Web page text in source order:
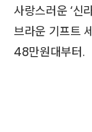
사랑스러운 ‘신
브라운 기프트
48만원대부터.